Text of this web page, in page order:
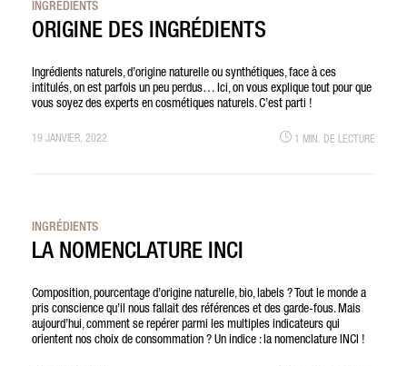
INGRÉDIENTS
ORIGINE DES INGRÉDIENTS
Ingrédients naturels, d’origine naturelle ou synthétiques, face à ces
intitulés, on est parfois un peu perdus… Ici, on vous explique tout pour que
vous soyez des experts en cosmétiques naturels. C’est parti !
19 JANVIER, 2022 1 MIN. DE LECTURE
INGRÉDIENTS
LA NOMENCLATURE INCI
Composition, pourcentage d’origine naturelle, bio, labels ? Tout le monde a
pris conscience qu’il nous fallait des références et des garde-fous. Mais
aujourd’hui, comment se repérer parmi les multiples indicateurs qui
orientent nos choix de consommation ? Un indice : la nomenclature INCI !